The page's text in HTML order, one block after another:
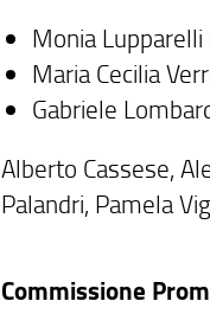
Monia
Maria Cecilia
Gabriele
Alberto Cassese,
Palandri, Pamela
Commissione